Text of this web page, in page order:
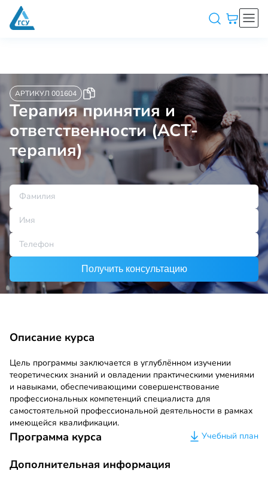
АРТИКУЛ 001604
Терапия принятия и
ответственности (АСТ-
терапия)
Получить консультацию
Описание курса
Цель программы заключается в углублённом изучении
теоретических знаний и овладении практическими умениями
и навыками, обеспечивающими совершенствование
профессиональных компетенций специалиста для
самостоятельной профессиональной деятельности в рамках
имеющейся квалификации.
Программа курса Учебный план
Дополнительная информация